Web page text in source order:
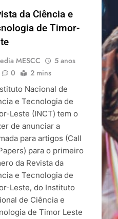
da Ciência e
de Timor-
MESCC
5 anos
0 2 mins
Nacional de
e Tecnologia de
Leste (INCT) tem o
de anunciar a
para artigos (Call
para o primeiro
da Revista da
e Tecnologia de
Leste, do Instituto
de Ciência e
de Timor Leste